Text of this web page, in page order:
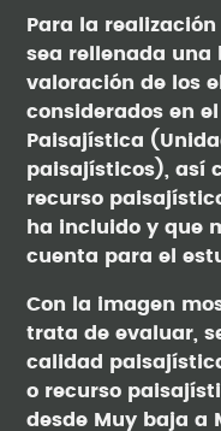
Para la
sea rellenada una
valoración de los
considerados en
Paisajística
paisajísticos), así
recurso
ha incluido y que
cuenta para el
Con la imagen
trata de evaluar,
calidad
o recurso
desde Muy baja a